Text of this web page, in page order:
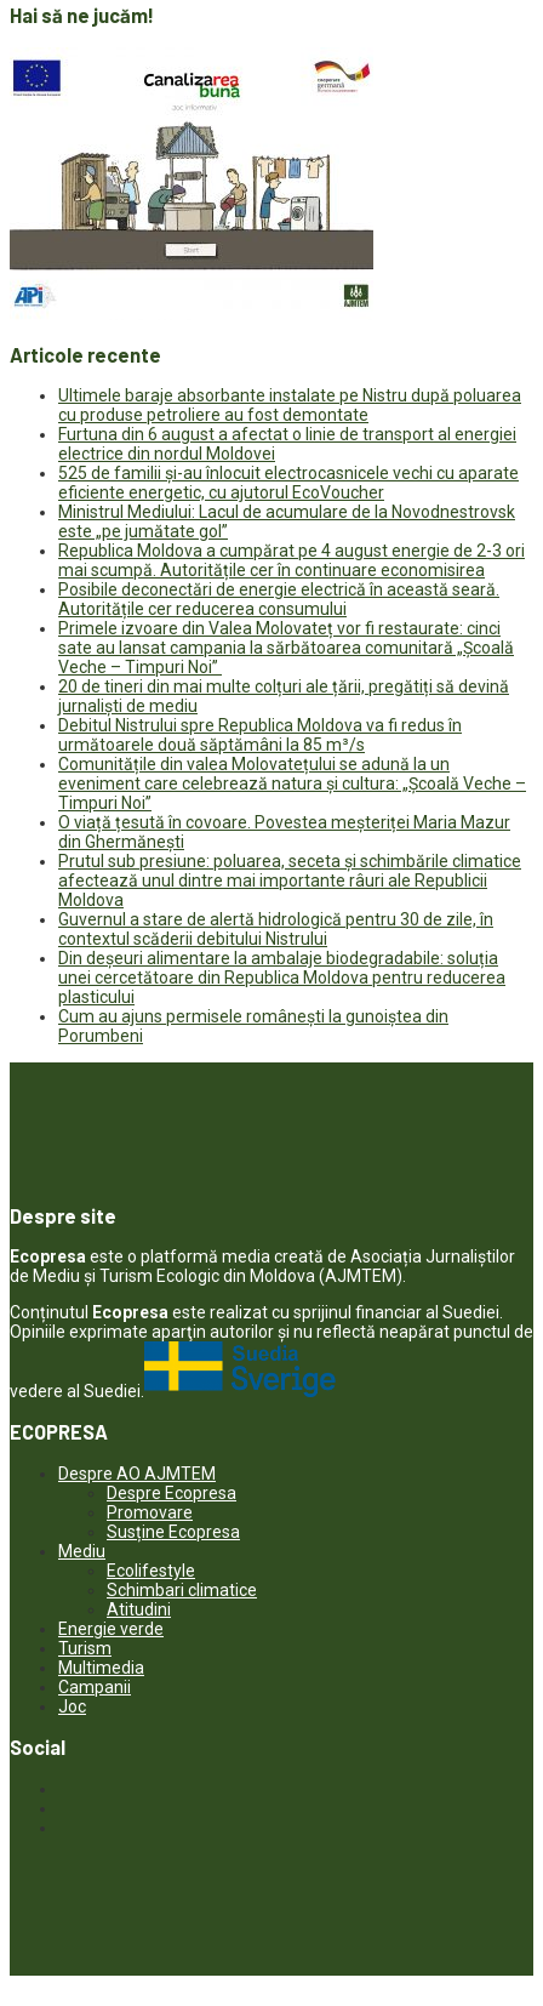
Hai să ne jucăm!
Articole recente
Ultimele baraje absorbante instalate pe Nistru după poluarea
cu produse petroliere au fost demontate
Furtuna din 6 august a afectat o linie de transport al energiei
electrice din nordul Moldovei
525 de familii și-au înlocuit electrocasnicele vechi cu aparate
eficiente energetic, cu ajutorul EcoVoucher
Ministrul Mediului: Lacul de acumulare de la Novodnestrovsk
este „pe jumătate gol”
Republica Moldova a cumpărat pe 4 august energie de 2-3 ori
mai scumpă. Autoritățile cer în continuare economisirea
Posibile deconectări de energie electrică în această seară.
Autoritățile cer reducerea consumului
Primele izvoare din Valea Molovateț vor fi restaurate: cinci
sate au lansat campania la sărbătoarea comunitară „Școală
Veche – Timpuri Noi”
20 de tineri din mai multe colțuri ale țării, pregătiți să devină
jurnaliști de mediu
Debitul Nistrului spre Republica Moldova va fi redus în
următoarele două săptămâni la 85 m³/s
Comunitățile din valea Molovatețului se adună la un
eveniment care celebrează natura și cultura: „Școală Veche –
Timpuri Noi”
O viață țesută în covoare. Povestea meșteriței Maria Mazur
din Ghermănești
Prutul sub presiune: poluarea, seceta și schimbările climatice
afectează unul dintre mai importante râuri ale Republicii
Moldova
Guvernul a stare de alertă hidrologică pentru 30 de zile, în
contextul scăderii debitului Nistrului
Din deșeuri alimentare la ambalaje biodegradabile: soluția
unei cercetătoare din Republica Moldova pentru reducerea
plasticului
Cum au ajuns permisele românești la gunoiștea din
Porumbeni
Despre site
Ecopresa este o platformă media creată de Asociația Jurnaliștilor
de Mediu și Turism Ecologic din Moldova (AJMTEM).
Conținutul
Ecopresa este realizat cu sprijinul financiar al Suediei.
Opiniile exprimate aparţin autorilor şi nu reflectă neapărat punctul de
vedere al Suediei.
ECOPRESA
Despre AO AJMTEM
Despre Ecopresa
Promovare
Susține Ecopresa
Mediu
Ecolifestyle
Schimbari climatice
Atitudini
Energie verde
Turism
Multimedia
Campanii
Joc
Social